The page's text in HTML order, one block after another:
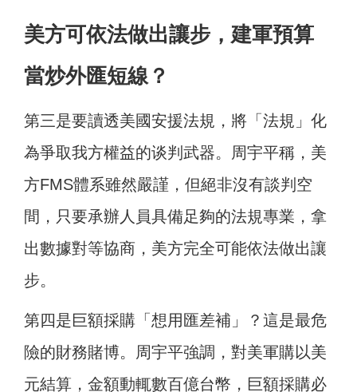
美方可依法做出讓步，建軍預算
當炒外匯短線？
第三是要讀透美國安援法規，將「法規」化
為爭取我方權益的谈判武器。周宇平稱，美
方FMS體系雖然嚴謹，但絕非沒有談判空
間，只要承辦人員具備足夠的法規專業，拿
出數據對等協商，美方完全可能依法做出讓
步。
第四是巨額採購「想用匯差補」？這是最危
險的財務賭博。周宇平強調，對美軍購以美
元結算，金額動輒數百億台幣，巨額採購必